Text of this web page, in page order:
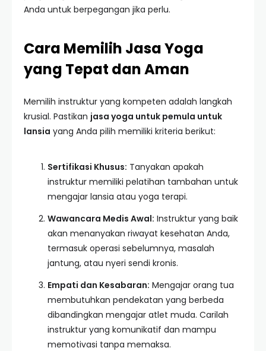
Anda untuk berpegangan jika perlu.
Cara Memilih Jasa Yoga
yang Tepat dan Aman
Memilih instruktur yang kompeten adalah langkah
krusial. Pastikan jasa yoga untuk pemula untuk
lansia yang Anda pilih memiliki kriteria berikut:
Sertifikasi Khusus: Tanyakan apakah
instruktur memiliki pelatihan tambahan untuk
mengajar lansia atau yoga terapi.
Wawancara Medis Awal: Instruktur yang baik
akan menanyakan riwayat kesehatan Anda,
termasuk operasi sebelumnya, masalah
jantung, atau nyeri sendi kronis.
Empati dan Kesabaran: Mengajar orang tua
membutuhkan pendekatan yang berbeda
dibandingkan mengajar atlet muda. Carilah
instruktur yang komunikatif dan mampu
memotivasi tanpa memaksa.